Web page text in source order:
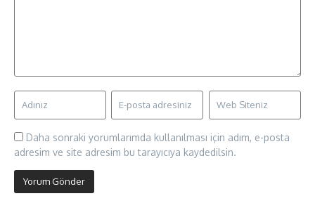
Daha sonraki yorumlarımda kullanılması için adım, e-posta
adresim ve site adresim bu tarayıcıya kaydedilsin.